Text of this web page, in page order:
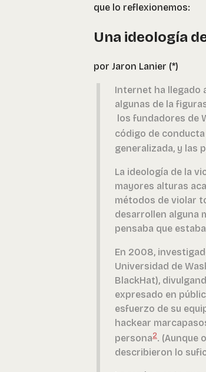
que lo reflexionemos:
Una ideología
por Jaron Lanier (*)
Internet ha llegado
algunas de la
los fundadores de
código de
generalizada, y las
La ideología de la
mayores alturas
métodos de violar
desarrollen alguna
pensaba que
En 2008,
Universidad de
BlackHat),
expresado en
esfuerzo de su
hackear
persona2. (Aunque
describieron lo